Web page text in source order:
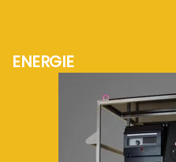
ENERGIE